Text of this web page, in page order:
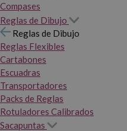
Compases
Reglas de Dibujo
Reglas de Dibujo
Reglas Flexibles
Cartabones
Escuadras
Transportadores
Packs de Reglas
Rotuladores Calibrados
Sacapuntas